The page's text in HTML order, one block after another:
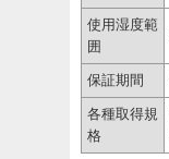
使用湿度範
囲
保証期間
各種取得規
格